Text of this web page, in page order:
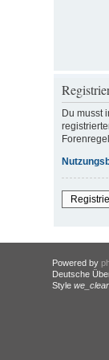
Du musst
Powered by
Deutsche
Style